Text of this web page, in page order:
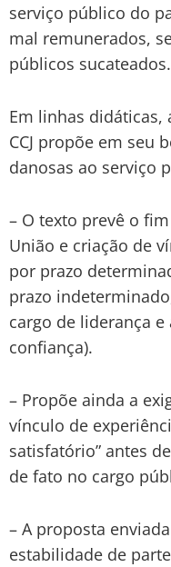
serviço público do
mal remunerados,
públicos sucateados.
Em linhas didáticas,
CCJ propõe em seu
danosas ao serviço
– O texto prevê o
União e criação de
por prazo
prazo
cargo de liderança
confiança).
– Propõe ainda a
vínculo de
satisfatório” antes
de fato no cargo
– A proposta
estabilidade de